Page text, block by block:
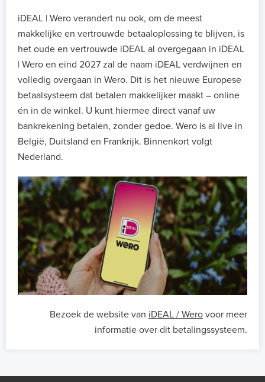
iDEAL | Wero verandert nu ook, om de meest
makkelijke en vertrouwde betaaloplossing te blijven, is
het oude en vertrouwde iDEAL al overgegaan in iDEAL
| Wero en eind 2027 zal de naam iDEAL verdwijnen en
volledig overgaan in Wero. Dit is het nieuwe Europese
betaalsysteem dat betalen makkelijker maakt – online
én in de winkel. U kunt hiermee direct vanaf uw
bankrekening betalen, zonder gedoe. Wero is al live in
België, Duitsland en Frankrijk. Binnenkort volgt
Nederland.
Bezoek de website van iDEAL / Wero voor meer
informatie over dit betalingssysteem.